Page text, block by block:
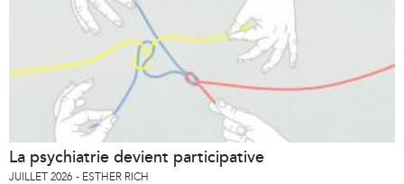
La psychiatrie devient participative
JUILLET 2026 ESTHER RICH